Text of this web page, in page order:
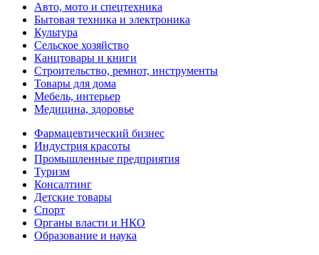
Авто, мото и спецтехника
Бытовая техника и электроника
Культура
Сельское хозяйство
Канцтовары и книги
Строительство, ремнот, инструменты
Товары для дома
Мебель, интерьер
Медицина, здоровье
Фармацевтический бизнес
Индустрия красоты
Промышленные предприятия
Туризм
Консалтинг
Детские товары
Спорт
Органы власти и НКО
Образование и наука